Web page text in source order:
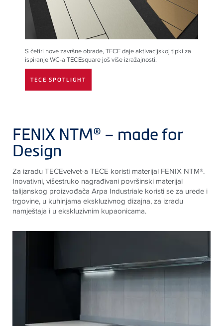
S četiri nove završne obrade,TECEdaje aktivacijskoj tipki za
ispiranje WC-a TECEsquare još više izražajnosti.
TECE SPOTLIGHT
FENIX NTM® – made for
Design
Za izradu TECEvelvet-a TECE koristi materijal FENIX NTM®.
Inovativni, višestruko nagrađivani površinski materijal
talijanskog proizvođača Arpa Industriale koristi se za urede i
trgovine, u kuhinjama ekskluzivnog dizajna, za izradu
namještaja i u ekskluzivnim kupaonicama.